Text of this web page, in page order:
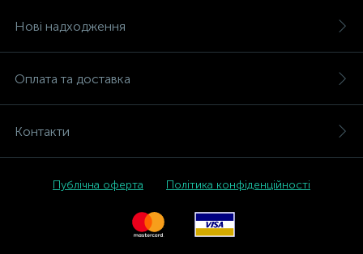
Нові надходження
Оплата та доставка
Контакти
Публічна оферта Політика конфіденційності